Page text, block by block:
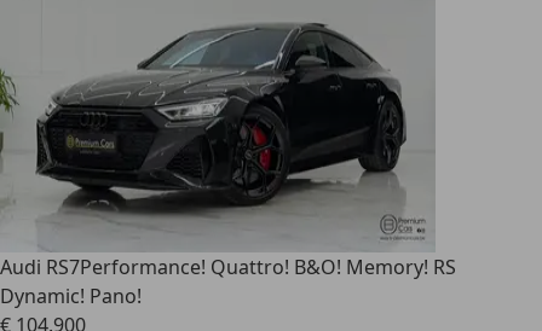
Audi RS7Performance! Quattro! B&O! Memory! RS
Dynamic! Pano!
€ 104.900